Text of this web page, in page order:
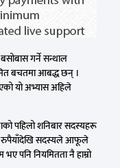
गर्ने सन्थाल
बचतमा आबद्ध छन् ।
यो अभ्यास अहिले
पहिलो शनिबार सदस्यहरू
रुपैयाँदेखि सदस्यले आफूले
पनि नियमितता नै हाम्रो